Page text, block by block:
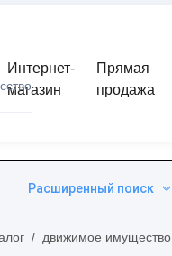
Интернет-
магазин
Прямая
продажа
Расширенный поиск
/ движимое имущество